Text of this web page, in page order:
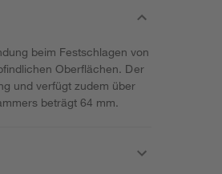
beim Festschlagen von
Oberflächen. Der
und verfügt zudem über
beträgt 64 mm.